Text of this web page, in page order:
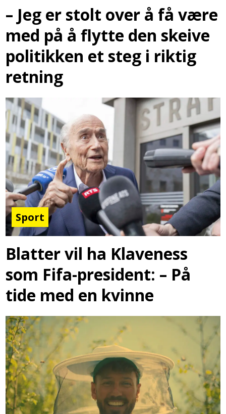
– Jeg er stolt over å få være
med på å flytte den skeive
politikken et steg i riktig
retning
Sport
Blatter vil ha Klaveness
som Fifa-president: – På
tide med en kvinne